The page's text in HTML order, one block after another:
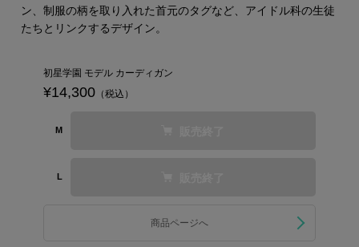
ン、制服の柄を取り入れた首元のタグなど、アイドル科の生徒
たちとリンクするデザイン。
初星学園 モデル カーディガン
¥14,300 （税込）
M
L
商品ページへ